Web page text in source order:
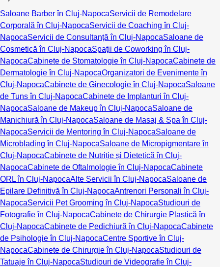
Saloane Barber în Cluj-NapocaServicii de Remodelare
Corporală în Cluj-NapocaServicii de Coaching în Cluj-
NapocaServicii de Consultanță în Cluj-NapocaSaloane de
Cosmetică în Cluj-NapocaSpații de Coworking în Cluj-
NapocaCabinete de Stomatologie în Cluj-NapocaCabinete de
Dermatologie în Cluj-NapocaOrganizatori de Evenimente în
Cluj-NapocaCabinete de Ginecologie în Cluj-NapocaSaloane
de Tuns în Cluj-NapocaCabinete de Implanturi în Cluj-
NapocaSaloane de Makeup în Cluj-NapocaSaloane de
Manichiură în Cluj-NapocaSaloane de Masaj & Spa în Cluj-
NapocaServicii de Mentoring în Cluj-NapocaSaloane de
Microblading în Cluj-NapocaSaloane de Micropigmentare în
Cluj-NapocaCabinete de Nutriție și Dietetică în Cluj-
NapocaCabinete de Oftalmologie în Cluj-NapocaCabinete
ORL în Cluj-NapocaAlte Servicii în Cluj-NapocaSaloane de
Epilare Definitivă în Cluj-NapocaAntrenori Personali în Cluj-
NapocaServicii Pet Grooming în Cluj-NapocaStudiouri de
Fotografie în Cluj-NapocaCabinete de Chirurgie Plastică în
Cluj-NapocaCabinete de Pedichiură în Cluj-NapocaCabinete
de Psihologie în Cluj-NapocaCentre Sportive în Cluj-
NapocaCabinete de Chirurgie în Cluj-NapocaStudiouri de
Tatuaje în Cluj-NapocaStudiouri de Videografie în Cluj-